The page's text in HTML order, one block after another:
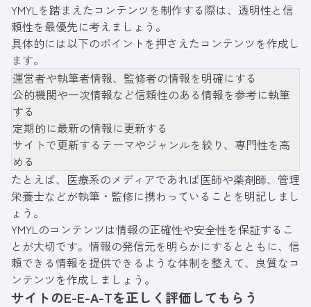
YMYLを踏まえたコンテンツを制作する際は、透明性と信
頼性を最優先に考えましょう。
具体的には以下のポイントを押さえたコンテンツを作成し
ます。
運営者や執筆者情報、監修者の情報を明確にする
公的機関や一次情報など信頼性のある情報を参考に執筆
する
定期的に最新の情報に更新する
サイトで更新するテーマやジャンルを絞り、専門性を高
める
たとえば、医療系のメディアであれば医師や薬剤師、管理
栄養士などが執筆・監修に携わっていることを明記しまし
ょう。
YMYLのコンテンツは情報の正確性や安全性を保証するこ
とが大切です。情報の発信元を明らかにするとともに、信
頼できる情報を提供できるような体制を整えて、良質なコ
ンテンツを作成しましょう。
サイトのE-E-A-Tを正しく評価してもらう